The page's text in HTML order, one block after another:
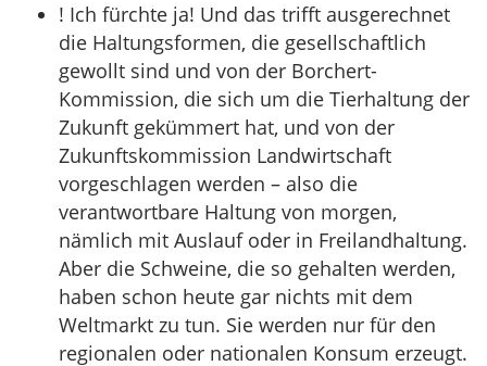
! Ich fürchte ja! Und das trifft ausgerechnet
die Haltungsformen, die gesellschaftlich
gewollt sind und von der Borchert-
Kommission, die sich um die Tierhaltung der
Zukunft gekümmert hat, und von der
Zukunftskommission Landwirtschaft
vorgeschlagen werden – also die
verantwortbare Haltung von morgen,
nämlich mit Auslauf oder in Freilandhaltung.
Aber die Schweine, die so gehalten werden,
haben schon heute gar nichts mit dem
Weltmarkt zu tun. Sie werden nur für den
regionalen oder nationalen Konsum erzeugt.